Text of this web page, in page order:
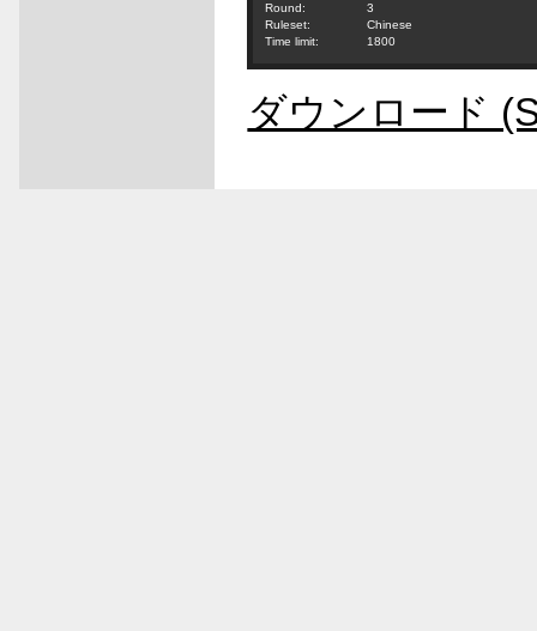
Round:
3
Ruleset:
Chinese
Time limit:
1800
ダウンロード